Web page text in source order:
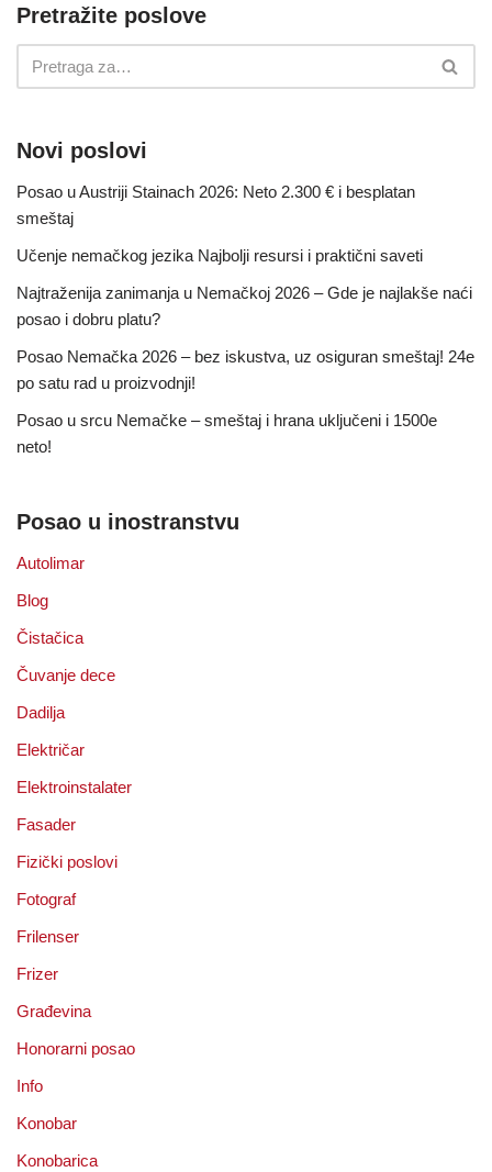
Pretražite poslove
Novi poslovi
Posao u Austriji Stainach 2026: Neto 2.300 € i besplatan
smeštaj
Učenje nemačkog jezika Najbolji resursi i praktični saveti
Najtraženija zanimanja u Nemačkoj 2026 – Gde je najlakše naći
posao i dobru platu?
Posao Nemačka 2026 – bez iskustva, uz osiguran smeštaj! 24e
po satu rad u proizvodnji!
Posao u srcu Nemačke – smeštaj i hrana uključeni i 1500e
neto!
Posao u inostranstvu
Autolimar
Blog
Čistačica
Čuvanje dece
Dadilja
Električar
Elektroinstalater
Fasader
Fizički poslovi
Fotograf
Frilenser
Frizer
Građevina
Honorarni posao
Info
Konobar
Konobarica